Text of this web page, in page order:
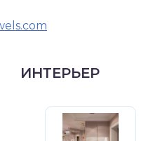
ИНТЕРЬЕР